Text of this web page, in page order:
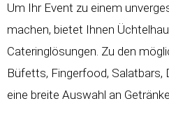
Um Ihr Event zu einem
machen, bietet Ihnen
Cateringlösungen. Zu den
Büfetts, Fingerfood, Salatbars,
eine breite Auswahl an